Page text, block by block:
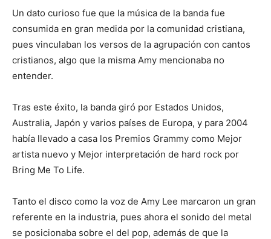
Un dato curioso fue que la música de la banda fue
consumida en gran medida por la comunidad cristiana,
pues vinculaban los versos de la agrupación con cantos
cristianos, algo que la misma Amy mencionaba no
entender.
Tras este éxito, la banda giró por Estados Unidos,
Australia, Japón y varios países de Europa, y para 2004
había llevado a casa los Premios Grammy como Mejor
artista nuevo y Mejor interpretación de hard rock por
Bring Me To Life.
Tanto el disco como la voz de Amy Lee marcaron un gran
referente en la industria, pues ahora el sonido del metal
se posicionaba sobre el del pop, además de que la